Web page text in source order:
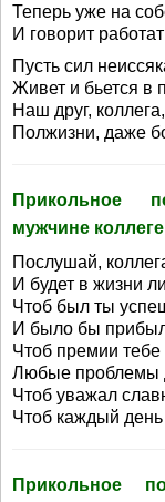
Теперь уже на
И говорит
Пусть сил
Живет и бьется в
Наш друг,
Полжизни, даже
Прикольное
мужчине коллеге
Послушай,
И будет в жизни
Чтоб был ты
И было бы
Чтоб премии
Любые проблемы
Чтоб уважал
Чтоб каждый день
Прикольное